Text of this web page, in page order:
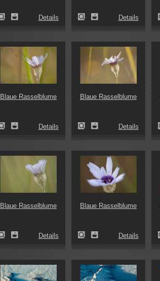
Details Details
Blaue Rasselblume
Details
Blaue Rasselblume
Details
Blaue Rasselblume
Details
Blaue Rasselblume
Details